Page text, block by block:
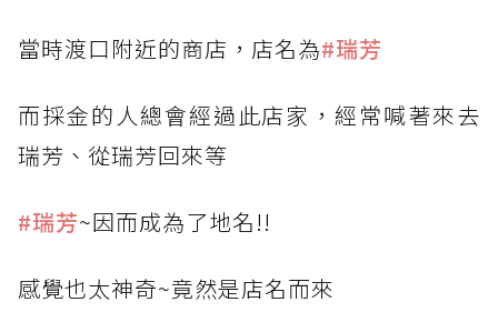
當時渡口附近的商店，店名為#瑞芳
而採金的人總會經過此店家，經常喊著來去
瑞芳、從瑞芳回來等
#瑞芳~因而成為了地名!!
感覺也太神奇~竟然是店名而來